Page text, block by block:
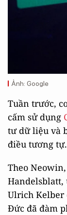
Ảnh: Google
Tuần trước,
cấm sử dụng
tư dữ liệu và
điều tương tự.
Theo
Handelsblatt,
Ulrich Kelber
Đức đã đàm